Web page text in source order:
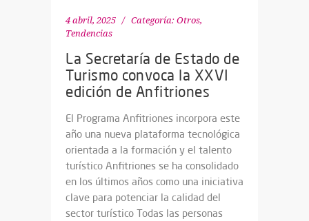
4 abril, 2025 Categoría: Otros,
Tendencias
La Secretaría de Estado de
Turismo convoca la XXVI
edición de Anfitriones
El Programa Anfitriones incorpora este
año una nueva plataforma tecnológica
orientada a la formación y el talento
turístico Anfitriones se ha consolidado
en los últimos años como una iniciativa
clave para potenciar la calidad del
sector turístico Todas las personas